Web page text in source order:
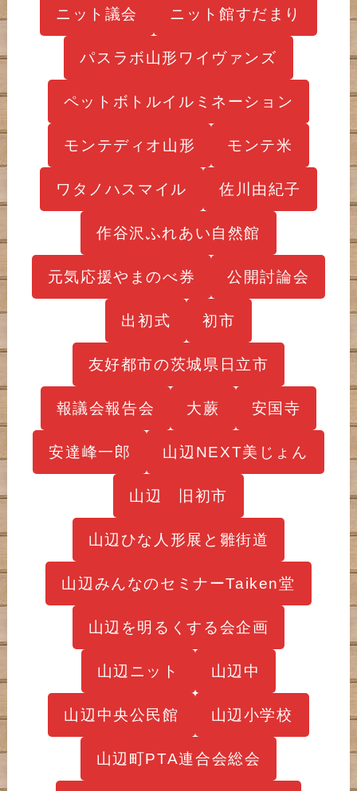
ニット議会 ニット館すだまり
パスラボ山形ワイヴァンズ
ペットボトルイルミネーション
モンテディオ山形 モンテ米
ワタノハスマイル 佐川由紀子
作谷沢ふれあい自然館
元気応援やまのべ券 公開討論会
出初式 初市
友好都市の茨城県日立市
報議会報告会 大蕨 安国寺
安達峰一郎 山辺NEXT美じょん
山辺 旧初市
山辺ひな人形展と雛街道
山辺みんなのセミナーTaiken堂
山辺を明るくする会企画
山辺ニット 山辺中
山辺中央公民館 山辺小学校
山辺町PTA連合会総会